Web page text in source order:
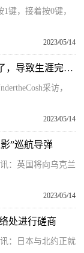
键，接着按0键，
2023/05/14
前曼联按摩师：约克赢得三冠王后彻底飘了，导致生涯完全脱轨
采访，
2023/05/14
”巡航导弹
：英国将向乌克兰
2023/05/14
处进行磋商
：日本与北约正就